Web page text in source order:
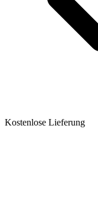
Kostenlose Lieferung